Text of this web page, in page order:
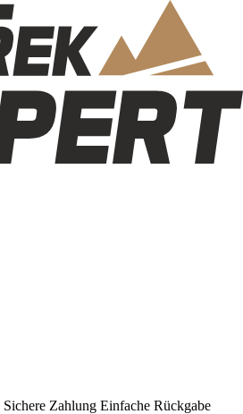
Sichere Zahlung Einfache Rückgabe